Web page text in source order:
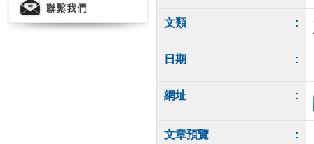
文類 :
日期 :
網址 :
文章預覽 :